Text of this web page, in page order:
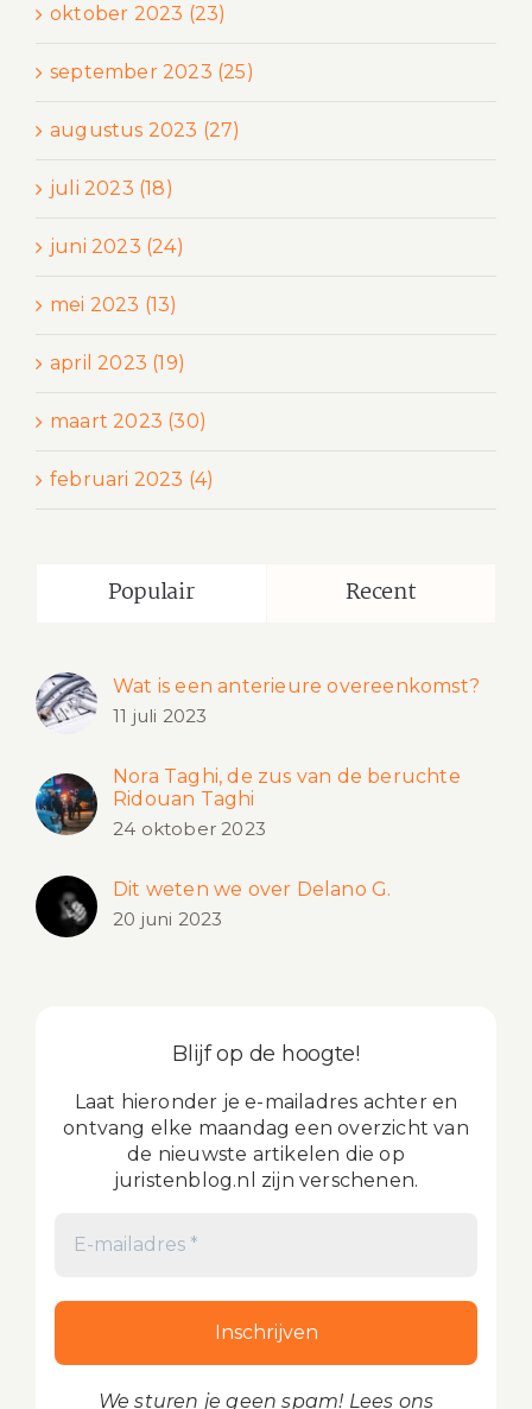
oktober 2023 (23)
september 2023 (25)
augustus 2023 (27)
juli 2023 (18)
juni 2023 (24)
mei 2023 (13)
april 2023 (19)
maart 2023 (30)
februari 2023 (4)
Populair Recent
Wat is een anterieure overeenkomst?
11 juli 2023
Nora Taghi, de zus van de beruchte
Ridouan Taghi
24 oktober 2023
Dit weten we over Delano G.
20 juni 2023
Blijf op de hoogte!
Laat hieronder je e-mailadres achter en
ontvang elke maandag een overzicht van
de nieuwste artikelen die op
juristenblog.nl zijn verschenen.
We sturen je geen spam! Lees ons